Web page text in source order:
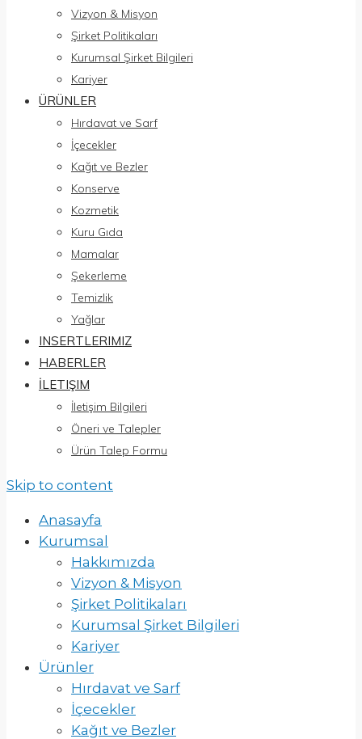
Vizyon & Misyon
Şirket Politikaları
Kurumsal Şirket Bilgileri
Kariyer
ÜRÜNLER
Hırdavat ve Sarf
İçecekler
Kağıt ve Bezler
Konserve
Kozmetik
Kuru Gıda
Mamalar
Şekerleme
Temizlik
Yağlar
INSERTLERIMIZ
HABERLER
İLETIŞIM
İletişim Bilgileri
Öneri ve Talepler
Ürün Talep Formu
Skip to content
Anasayfa
Kurumsal
Hakkımızda
Vizyon & Misyon
Şirket Politikaları
Kurumsal Şirket Bilgileri
Kariyer
Ürünler
Hırdavat ve Sarf
İçecekler
Kağıt ve Bezler